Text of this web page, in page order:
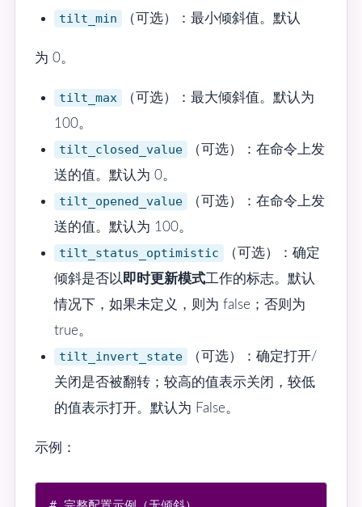
tilt_min （可选）：最小倾斜值。默认
为 0。
tilt_max
（可选）：最大倾斜值。默认为
100。
tilt_closed_value
（可选）：在命令上发
送的值。默认为 0。
tilt_opened_value
（可选）：在命令上发
送的值。默认为 100。
tilt_status_optimistic
（可选）：确定
倾斜是否以即时更新模式工作的标志。默认
情况下，如果未定义，则为 false；否则为
true。
tilt_invert_state
（可选）：确定打开/
关闭是否被翻转；较高的值表示关闭，较低
的值表示打开。默认为 False。
示例：